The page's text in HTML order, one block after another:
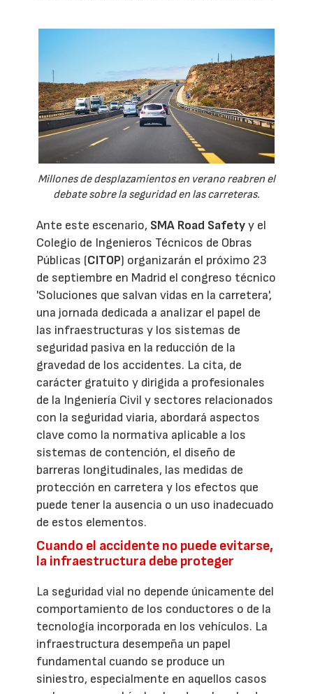
Millones de desplazamientos en verano reabren el
debate sobre la seguridad en las carreteras.
Ante este escenario, SMA Road Safetyy el
Colegio de Ingenieros Técnicos de Obras
Públicas (CITOP) organizarán el próximo 23
de septiembre en Madrid el congreso técnico
'Soluciones que salvan vidas en la carretera',
una jornada dedicada a analizar el papel de
las infraestructuras y los sistemas de
seguridad pasiva en la reducción de la
gravedad de los accidentes. La cita, de
carácter gratuito y dirigida a profesionales
de la Ingeniería Civil y sectores relacionados
con la seguridad viaria, abordará aspectos
clave como la normativa aplicable a los
sistemas de contención, el diseño de
barreras longitudinales, las medidas de
protección en carretera y los efectos que
puede tener la ausencia o un uso inadecuado
de estos elementos.
Cuando el accidente no puede evitarse,
la infraestructura debe proteger
La seguridad vial no depende únicamente del
comportamiento de los conductores o de la
tecnología incorporada en los vehículos. La
infraestructura desempeña un papel
fundamental cuando se produce un
siniestro, especialmente en aquellos casos